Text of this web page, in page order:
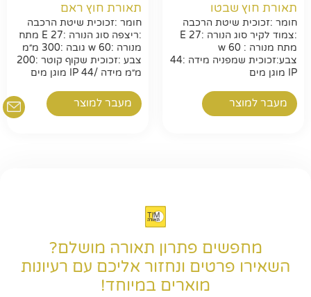
תאורת חוץ שבטו
חומר :זכוכית שיטת הרכבה
:צמוד לקיר סוג הנורה :E 27
מתח מנורה : w 60
צבע:זכוכית שמפניה מידה :44
IP מוגן מים
מעבר למוצר
תאורת חוץ ראם
חומר :זכוכית שיטת הרכבה
:ריצפה סוג הנורה :E 27 מתח
מנורה :w 60 גובה :300 מ״מ
צבע :זכוכית שקוף קוטר :200
מ״מ מידה /44 IP מוגן מים
מעבר למוצר
מחפשים פתרון תאורה מושלם?
השאירו פרטים ונחזור אליכם עם רעיונות
מוארים במיוחד!